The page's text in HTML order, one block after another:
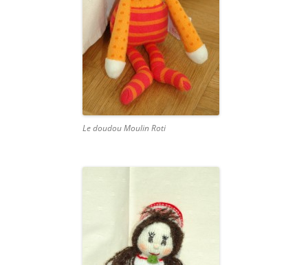
Le doudou Moulin Roti